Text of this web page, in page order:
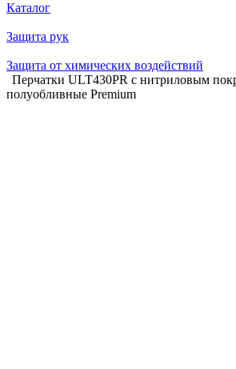
Каталог
Защита рук
Защита от химических воздействий
Перчатки ULT430PR с нитриловым
полуобливные Premium